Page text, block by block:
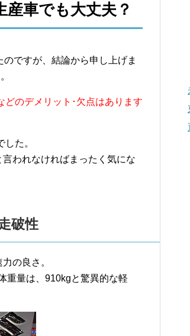
車でも大丈夫？
ですが、結論から申し上げま
のデメリット･欠点はあります
た。
われなければまったく気にな
破性
の良さ。
重量は、910kgと驚異的な軽